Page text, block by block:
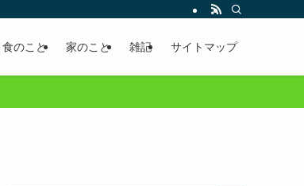
食のこと 家のこと 雑記 サイトマップ